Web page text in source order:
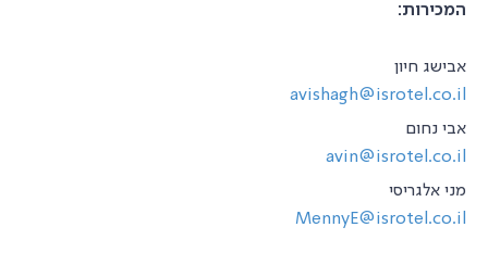
המכירות:
אבישג חיון
avishagh@isrotel.co.il
אבי נחום
avin@isrotel.co.il
מני אלגריסי
MennyE@isrotel.co.il